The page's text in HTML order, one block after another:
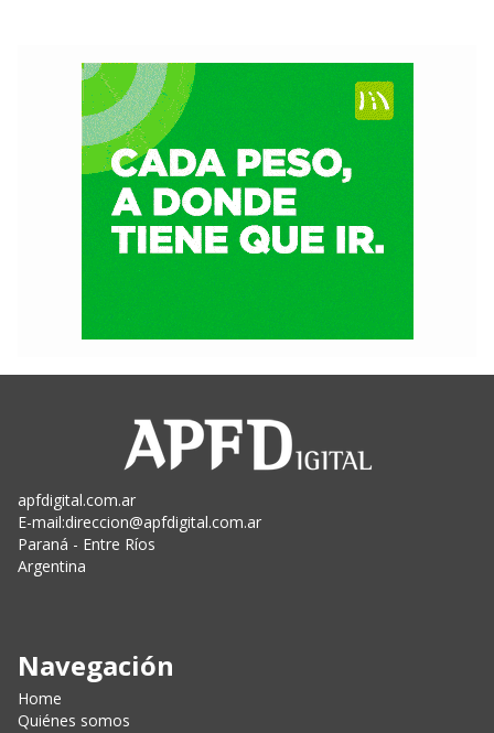
apfdigital.com.ar
E-mail:direccion@apfdigital.com.ar
Paraná - Entre Ríos
Argentina
Navegación
Home
Quiénes somos